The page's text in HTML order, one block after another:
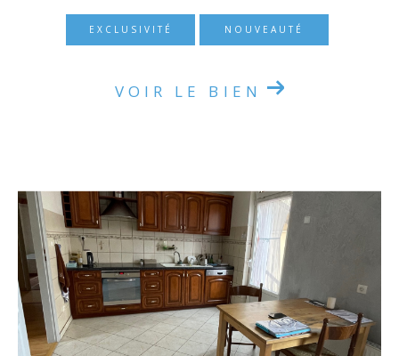
EXCLUSIVITÉ NOUVEAUTÉ
VOIR LE BIEN